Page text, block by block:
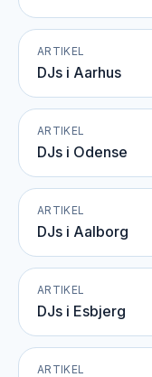
ARTIKEL
DJs i Aarhus
ARTIKEL
DJs i Odense
ARTIKEL
DJs i Aalborg
ARTIKEL
DJs i Esbjerg
ARTIKEL